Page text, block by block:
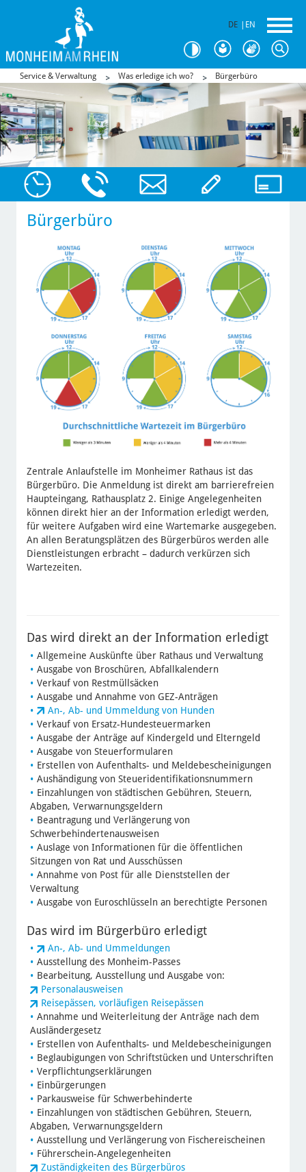
DE EN
Service & Verwaltung Was erledige ich wo? Bürgerbüro
Bürgerbüro
Zentrale Anlaufstelle im Monheimer Rathaus ist das
Bürgerbüro. Die Anmeldung ist direkt am barrierefreien
Haupteingang, Rathausplatz 2. Einige Angelegenheiten
können direkt hier an der Information erledigt werden,
für weitere Aufgaben wird eine Wartemarke ausgegeben.
An allen Beratungsplätzen des Bürgerbüros werden alle
Dienstleistungen erbracht – dadurch verkürzen sich
Wartezeiten.
Das wird direkt an der Information erledigt
Allgemeine Auskünfte über Rathaus und Verwaltung
Ausgabe von Broschüren, Abfallkalendern
Verkauf von Restmüllsäcken
Ausgabe und Annahme von GEZ-Anträgen
An-, Ab- und Ummeldung von Hunden
Verkauf von Ersatz-Hundesteuermarken
Ausgabe der Anträge auf Kindergeld und Elterngeld
Ausgabe von Steuerformularen
Erstellen von Aufenthalts- und Meldebescheinigungen
Aushändigung von Steueridentifikationsnummern
Einzahlungen von städtischen Gebühren, Steuern,
Abgaben, Verwarnungsgeldern
Beantragung und Verlängerung von
Schwerbehindertenausweisen
Auslage von Informationen für die öffentlichen
Sitzungen von Rat und Ausschüssen
Annahme von Post für alle Dienststellen der
Verwaltung
Ausgabe von Euroschlüsseln an berechtigte Personen
Das wird im Bürgerbüro erledigt
An-, Ab- und Ummeldungen
Ausstellung des Monheim-Passes
Bearbeitung, Ausstellung und Ausgabe von:
Personalausweisen
Reisepässen, vorläufigen Reisepässen
Annahme und Weiterleitung der Anträge nach dem
Ausländergesetz
Erstellen von Aufenthalts- und Meldebescheinigungen
Beglaubigungen von Schriftstücken und Unterschriften
Verpflichtungserklärungen
Einbürgerungen
Parkausweise für Schwerbehinderte
Einzahlungen von städtischen Gebühren, Steuern,
Abgaben, Verwarnungsgeldern
Ausstellung und Verlängerung von Fischereischeinen
Führerschein-Angelegenheiten
Zuständigkeiten des Bürgerbüros